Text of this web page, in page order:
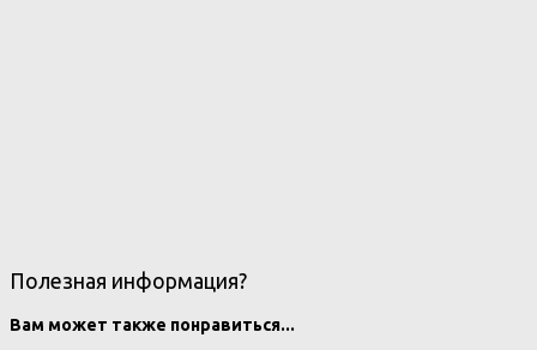
Полезная информация?
Вам может также понравиться...